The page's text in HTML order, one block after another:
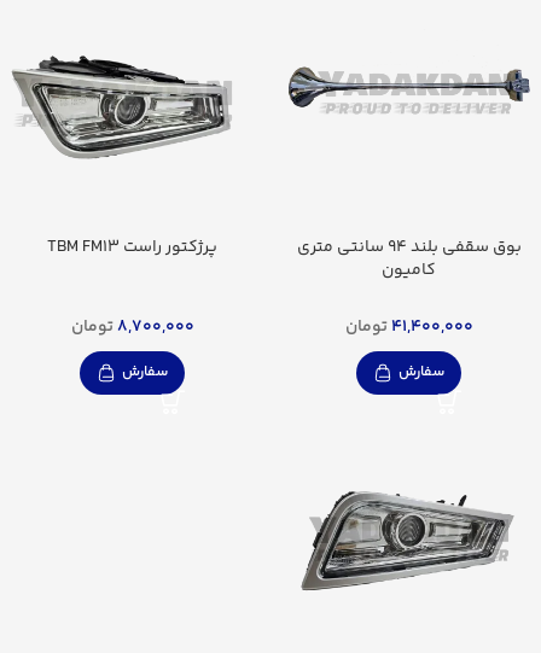
بوق سقفی بلند 94 سانتی متری
کامیون
41,400,000 تومان
سفارش
پرژکتور راست TBM FM13
8,700,000 تومان
سفارش